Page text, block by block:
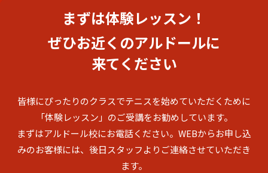
まずは体験レッスン！
ぜひお近くのアルドールに
来てください
皆様にぴったりのクラスでテニスを始めていただくために
「体験レッスン」のご受講をお勧めしています。
まずはアルドール校にお電話ください。 WEBからお申し込
みのお客様には、後日スタッフよりご連絡させていただき
ます。